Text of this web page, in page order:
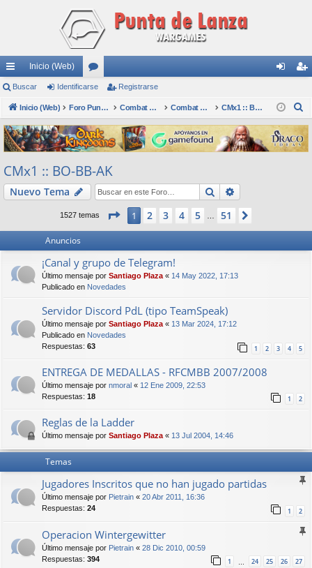
nl
ac
es
rá
pi
do
Inicio (Web)
or
os nti
fic
ar
ist
ra
rs
Buscar Identificarse Registrarse
Inicio (Web) Foro Punta de Lanza Wargames Combat Mission Combat Mission (CMx2) CMx1 :: BO-BB-AK
s
c
CMx1 :: BO-BB-AK
Nuevo Tema Buscar
1527 temas Página de 51
1 2 3 4 5 51
Anuncios
¡Canal y grupo de Telegram!
Último mensaje por Santiago Plaza « 14 May 2022, 17:13
Publicado en Novedades
Servidor Discord PdL (tipo TeamSpeak)
Último mensaje por Santiago Plaza « 13 Mar 2024, 17:12
Publicado en Novedades
Respuestas: 63 1 2 3 4 5
ENTREGA DE MEDALLAS - RFCMBB 2007/2008
Último mensaje por nmoral « 12 Ene 2009, 22:53
Respuestas: 18 1 2
Reglas de la Ladder
Último mensaje por Santiago Plaza« 13 Jul 2004, 14:46
Temas
Jugadores Inscritos que no han jugado partidas
Último mensaje por Pietrain « 20 Abr 2011, 16:36
Respuestas: 24 1 2
Operacion Wintergewitter
Último mensaje por Pietrain « 28 Dic 2010, 00:59
Respuestas: 394 1 24 25 26 27